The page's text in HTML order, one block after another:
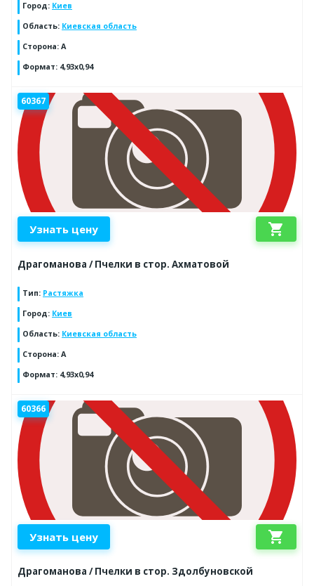
Город: Киев
Область: Киевская область
Сторона: A
Формат: 4,93x0,94
60367
Узнать цену shopping_cart
Драгоманова / Пчелки в стор. Ахматовой
Тип: Растяжка
Город: Киев
Область: Киевская область
Сторона: A
Формат: 4,93x0,94
60366
Узнать цену shopping_cart
Драгоманова / Пчелки в стор. Здолбуновской